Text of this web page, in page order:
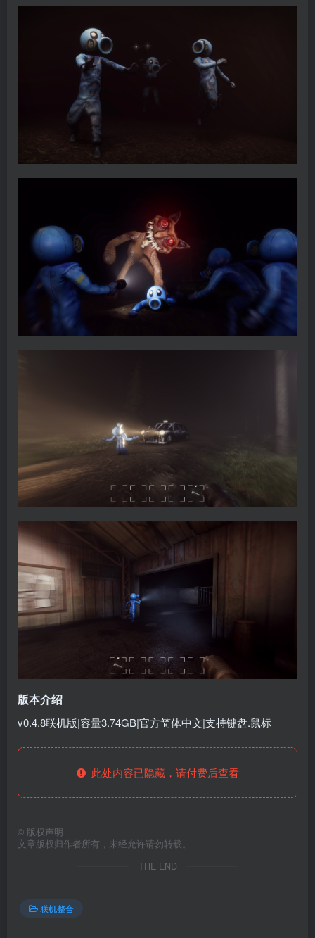
版本介绍
v0.4.8联机版|容量3.74GB|官方简体中文|支持键盘.鼠标
此处内容已隐藏，请付费后查看
© 版权声明
文章版权归作者所有，未经允许请勿转载。
THE END
联机整合